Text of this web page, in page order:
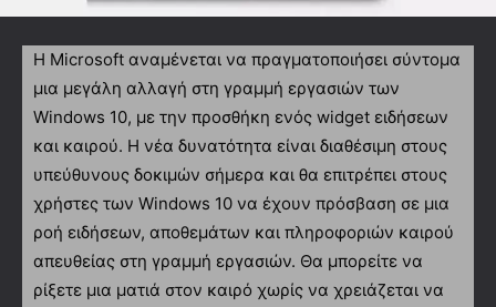
Η Microsoft αναμένεται να πραγματοποιήσει σύντομα
μια μεγάλη αλλαγή στη γραμμή εργασιών των
Windows 10, με την προσθήκη ενός widget ειδήσεων
και καιρού. Η νέα δυνατότητα είναι διαθέσιμη στους
υπεύθυνους δοκιμών σήμερα και θα επιτρέπει στους
χρήστες των Windows 10 να έχουν πρόσβαση σε μια
ροή ειδήσεων, αποθεμάτων και πληροφοριών καιρού
απευθείας στη γραμμή εργασιών. Θα μπορείτε να
ρίξετε μια ματιά στον καιρό χωρίς να χρειάζεται να